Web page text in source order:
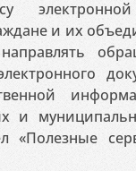
и их
и
«Полезные